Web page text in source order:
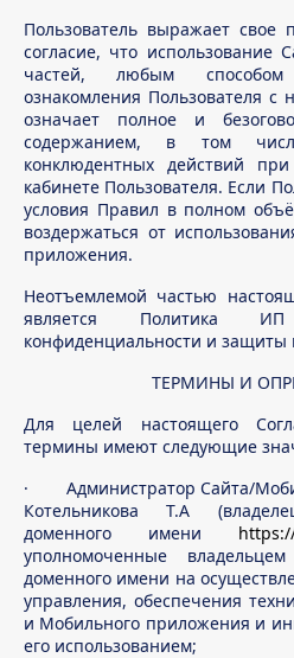
Пользователь выражает свое
согласие, что использование
частей, любым способом
ознакомления Пользователя
означает полное и
содержанием, в том
конклюдентных действий
кабинете Пользователя. Если
условия Правил в полном
воздержаться от
приложения.
Неотъемлемой частью
является Политика
конфиденциальности и защиты
ТЕРМИНЫ И
Для целей настоящего
термины имеют следующие
· Администратор Сайта/
Котельникова Т.А
доменного имени
уполномоченные владельцем
доменного имени на
управления, обеспечения
и Мобильного приложения и
его использованием;